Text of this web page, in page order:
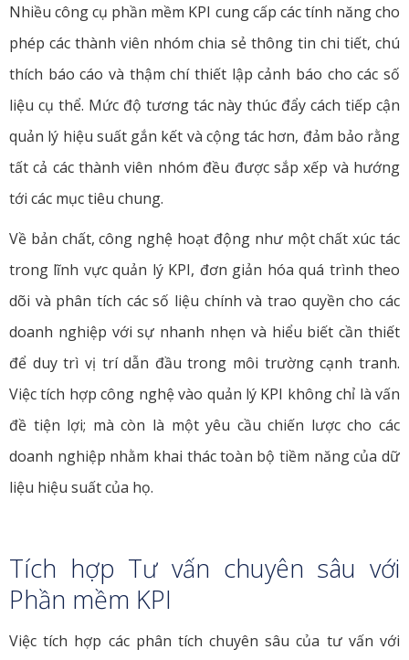
Nhiều công cụ phần mềm KPI cung cấp các tính năng cho
phép các thành viên nhóm chia sẻ thông tin chi tiết, chú
thích báo cáo và thậm chí thiết lập cảnh báo cho các số
liệu cụ thể. Mức độ tương tác này thúc đẩy cách tiếp cận
quản lý hiệu suất gắn kết và cộng tác hơn, đảm bảo rằng
tất cả các thành viên nhóm đều được sắp xếp và hướng
tới các mục tiêu chung.
Về bản chất, công nghệ hoạt động như một chất xúc tác
trong lĩnh vực quản lý KPI, đơn giản hóa quá trình theo
dõi và phân tích các số liệu chính và trao quyền cho các
doanh nghiệp với sự nhanh nhẹn và hiểu biết cần thiết
để duy trì vị trí dẫn đầu trong môi trường cạnh tranh.
Việc tích hợp công nghệ vào quản lý KPI không chỉ là vấn
đề tiện lợi; mà còn là một yêu cầu chiến lược cho các
doanh nghiệp nhằm khai thác toàn bộ tiềm năng của dữ
liệu hiệu suất của họ.
Tích hợp Tư vấn chuyên sâu với
Phần mềm KPI
Việc tích hợp các phân tích chuyên sâu của tư vấn với